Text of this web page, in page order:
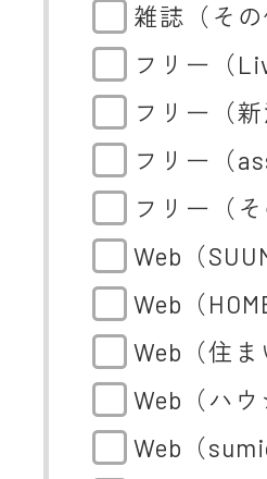
雑誌（その
フリー（
フリー（新
フリー（
フリー（そ
Web（
Web（
Web（住ま
Web（ハウ
Web（